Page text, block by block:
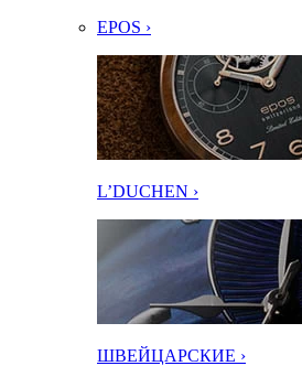
EPOS ›
L’DUCHEN ›
ШВЕЙЦАРСКИЕ ›